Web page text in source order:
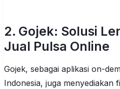
2. Gojek: Solusi
Jual Pulsa Online
Gojek, sebagai aplikasi on-
Indonesia, juga menyediakan